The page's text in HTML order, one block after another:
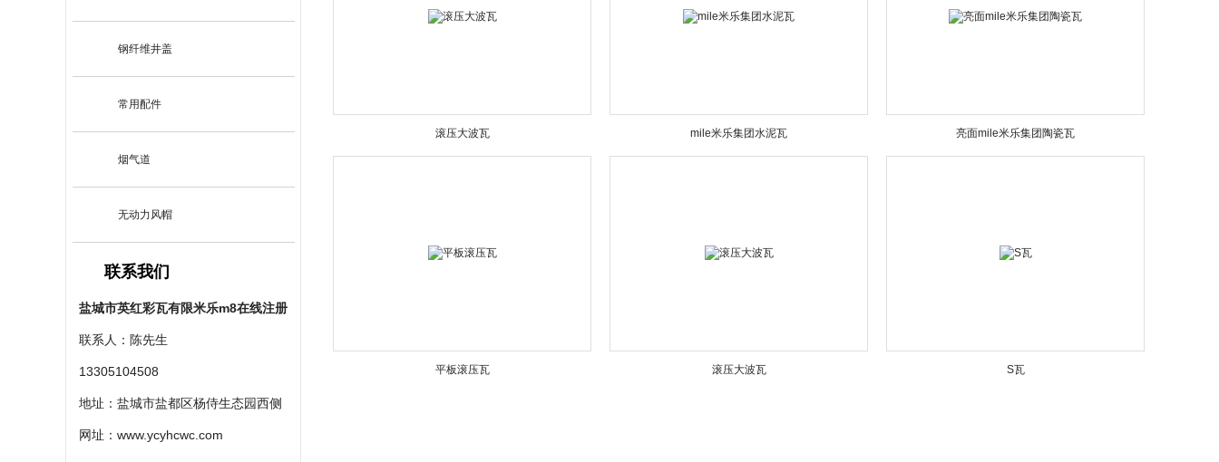
钢纤维井盖
常用配件
烟气道
无动力风帽
联系我们
盐城市英红彩瓦有限米乐m8在线注册
联系人：陈先生
13305104508
地址：盐城市盐都区杨侍生态园西侧
网址： www.ycyhcwc.com
滚压大波瓦 mile米乐集团水泥瓦 亮面mile米乐集团陶瓷瓦
平板滚压瓦 滚压大波瓦 S瓦